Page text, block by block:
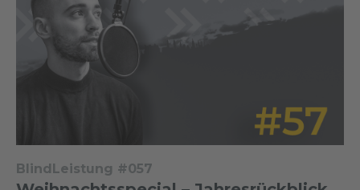
BlindLeistung #057